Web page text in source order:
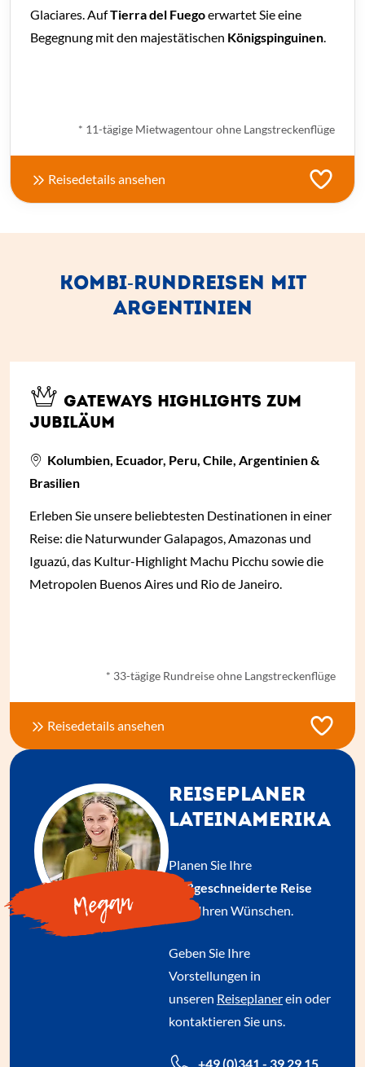
Glaciares. AufTierra del Fuegoerwartet Sie eine
Begegnung mit den majestätischen Königspinguinen.
* 11-tägige Mietwagentour ohne Langstreckenflüge
Reisedetails ansehen
KOMBI-RUNDREISEN MIT
ARGENTINIEN
GATEWAYS HIGHLIGHTS ZUM
JUBILÄUM
Kolumbien, Ecuador, Peru, Chile, Argentinien &
Brasilien
Erleben Sie unsere beliebtesten Destinationen in einer
Reise: die Naturwunder Galapagos, Amazonas und
Iguazú, das Kultur-Highlight Machu Picchu sowie die
Metropolen Buenos Aires und Rio de Janeiro.
* 33-tägige Rundreise ohne Langstreckenflüge
Reisedetails ansehen
Megan
REISEPLANER
LATEINAMERIKA
Planen Sie Ihre
maßgeschneiderte Reise
nach Ihren Wünschen.
Geben Sie Ihre
Vorstellungen in
unseren Reiseplanerein oder
kontaktieren Sie uns.
+49 (0)341 - 39 29 15